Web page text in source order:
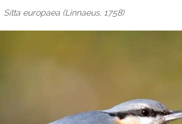
Sitta europaea (Linnaeus, 1758)